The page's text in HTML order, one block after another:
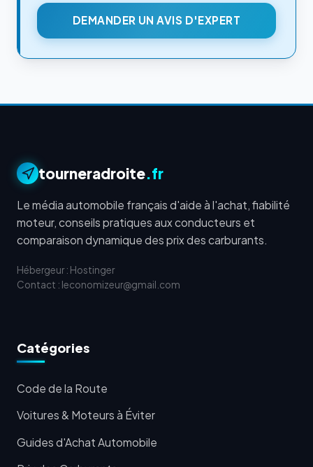
DEMANDER UN AVIS D'EXPERT
tourneradroite.fr
Le média automobile français d'aide à l'achat, fiabilité
moteur, conseils pratiques aux conducteurs et
comparaison dynamique des prix des carburants.
Hébergeur : Hostinger
Contact : leconomizeur@gmail.com
Catégories
Code de la Route
Voitures & Moteurs à Éviter
Guides d'Achat Automobile